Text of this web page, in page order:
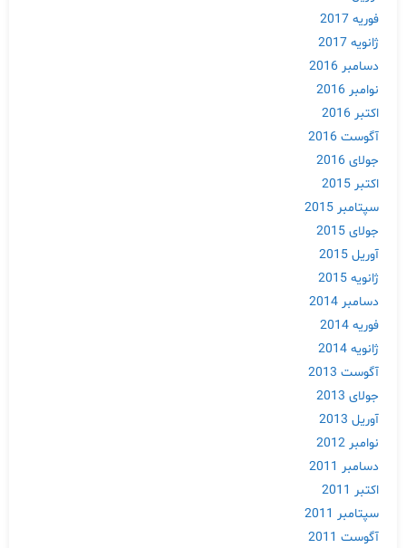
فوریه 2017
ژانویه 2017
دسامبر 2016
نوامبر 2016
اکتبر 2016
آگوست 2016
جولای 2016
اکتبر 2015
سپتامبر 2015
جولای 2015
آوریل 2015
ژانویه 2015
دسامبر 2014
فوریه 2014
ژانویه 2014
آگوست 2013
جولای 2013
آوریل 2013
نوامبر 2012
دسامبر 2011
اکتبر 2011
سپتامبر 2011
آگوست 2011